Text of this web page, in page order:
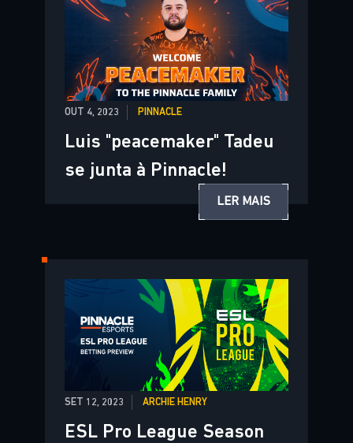
OUT 4, 2023 PINNACLE
Luis "peacemaker" Tadeu
se junta à Pinnacle!
LER MAIS
SET 12, 2023 ARCHIE HENRY
ESL Pro League Season